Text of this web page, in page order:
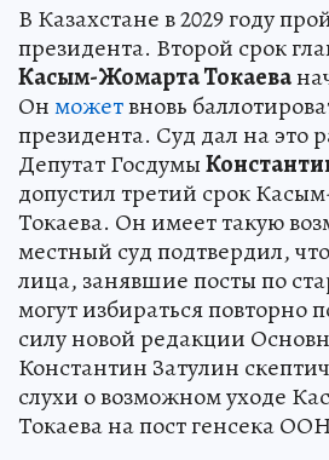
В Казахстане в 2029 году
президента. Второй срок
Касым-Жомарта Токаева
Онможетвновь
президента. Суд дал на это
Депутат Госдумы
допустил третий срок
Токаева. Он имеет такую
местный суд подтвердил,
лица, занявшие посты по
могут избираться повторно
силу новой редакции
Константин Затулин
слухи о возможном уходе
Токаева на пост генсека